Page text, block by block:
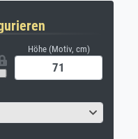
Höhe (Motiv, cm)